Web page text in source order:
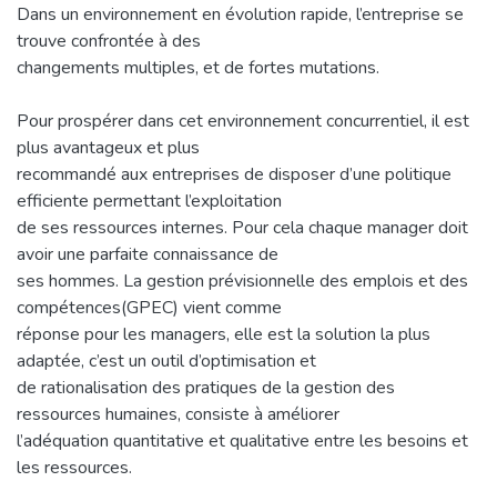
Dans un environnement en évolution rapide, l’entreprise se
trouve confrontée à des
changements multiples, et de fortes mutations.
Pour prospérer dans cet environnement concurrentiel, il est
plus avantageux et plus
recommandé aux entreprises de disposer d’une politique
efficiente permettant l’exploitation
de ses ressources internes. Pour cela chaque manager doit
avoir une parfaite connaissance de
ses hommes. La gestion prévisionnelle des emplois et des
compétences(GPEC) vient comme
réponse pour les managers, elle est la solution la plus
adaptée, c’est un outil d’optimisation et
de rationalisation des pratiques de la gestion des
ressources humaines, consiste à améliorer
l’adéquation quantitative et qualitative entre les besoins et
les ressources.